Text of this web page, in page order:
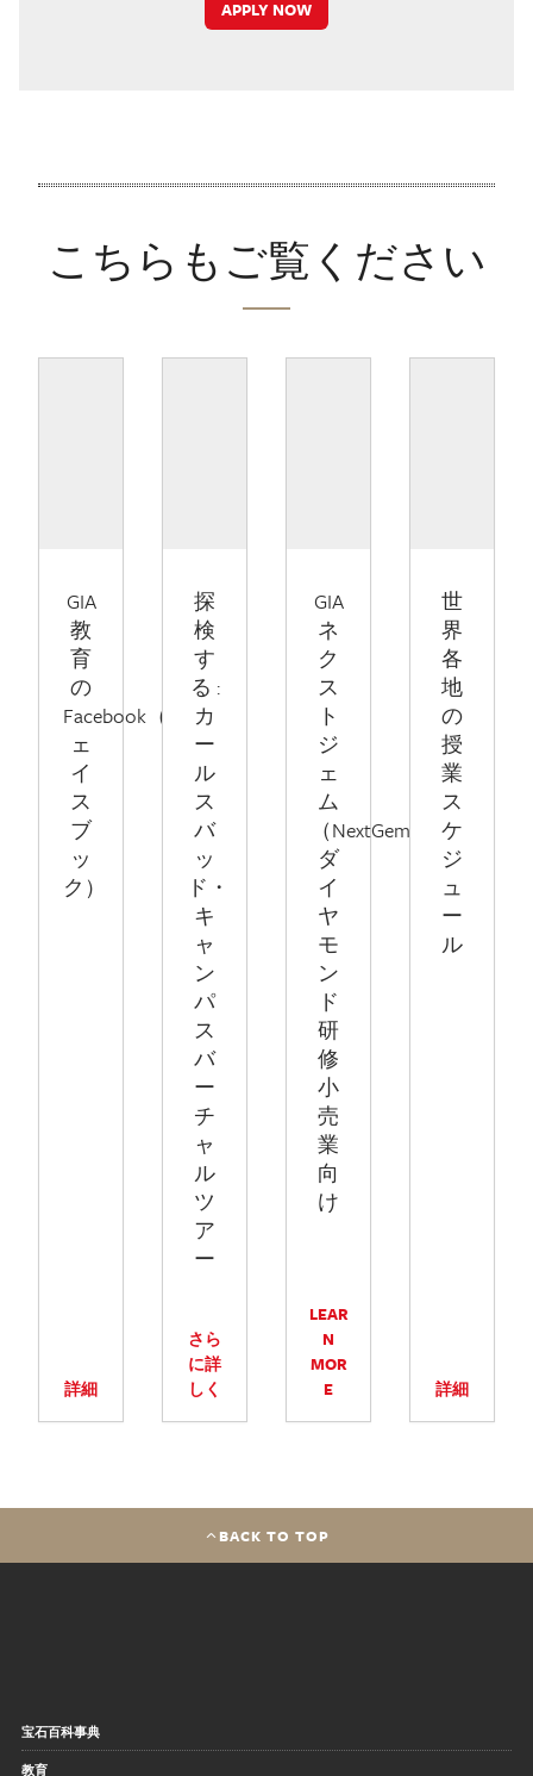
APPLY NOW
こちらもご覧ください
GIA
教
育
の
Facebook（フ
ェ
イ
ス
ブ
ッ
ク）
詳細
探
検
す
る :
カ
ー
ル
ス
バ
ッ
ド・
キ
ャ
ン
パ
ス
バ
ー
チ
ャ
ル
ツ
ア
ー
さら
に詳
しく
GIA
ネ
ク
ス
ト
ジ
ェ
ム
（NextGem）
ダ
イ
ヤ
モ
ン
ド
研
修
小
売
業
向
け
LEAR
N
MOR
E
世
界
各
地
の
授
業
ス
ケ
ジ
ュ
ー
ル
詳細
BACK TO TOP
宝石百科事典
教育